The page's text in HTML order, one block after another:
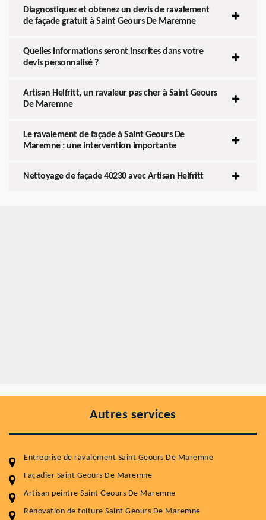
Diagnostiquez et obtenez un devis de ravalement
de façade gratuit à Saint Geours De Maremne
Quelles informations seront inscrites dans votre
devis personnalisé ?
Artisan Helfritt, un ravaleur pas cher à Saint Geours
De Maremne
Le ravalement de façade à Saint Geours De
Maremne : une intervention importante
Nettoyage de façade 40230 avec Artisan Helfritt
Autres services
Entreprise de ravalement Saint Geours De Maremne
Façadier Saint Geours De Maremne
Artisan peintre Saint Geours De Maremne
Rénovation de toiture Saint Geours De Maremne